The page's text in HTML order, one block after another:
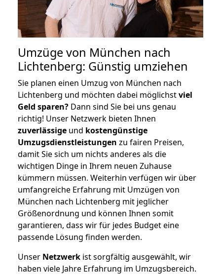
Umzüge von München nach
Lichtenberg: Günstig umziehen
Sie planen einen Umzug von München nach
Lichtenberg und möchten dabei möglichstviel
Geld sparen? Dann sind Sie bei uns genau
richtig! Unser Netzwerk bieten Ihnen
zuverlässige und kostengünstige
Umzugsdienstleistungen zu fairen Preisen,
damit Sie sich um nichts anderes als die
wichtigen Dinge in Ihrem neuen Zuhause
kümmern müssen. Weiterhin verfügen wir über
umfangreiche Erfahrung mit Umzügen von
München nach Lichtenberg mit jeglicher
Größenordnung und können Ihnen somit
garantieren, dass wir für jedes Budget eine
passende Lösung finden werden.
Unser Netzwerk ist sorgfältig ausgewählt, wir
haben viele Jahre Erfahrung im Umzugsbereich.